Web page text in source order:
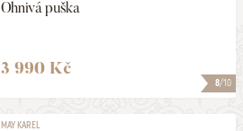
8/10
Ohnivá puška
3 990 Kč
MAY KAREL